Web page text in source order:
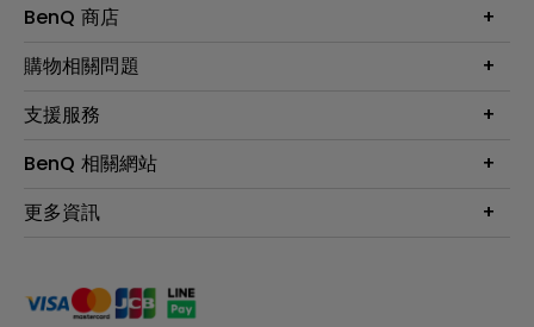
大型液晶
投影機
智慧照明
專業拍物視訊鏡頭
BenQ 商店
最新產品與活動
尋找銷售據點
會員綁定LINE教學
購物相關問題
第一次購物就上手
延長保固購買
贈品兌換網站首頁
支援服務
服務公告
保固條例
手冊與軟體下載
產品常見問題
BenQ 相關網站
專業商用解決方案
BenQ 大娛樂家
更多資訊
永續發展
產品碳足跡報告